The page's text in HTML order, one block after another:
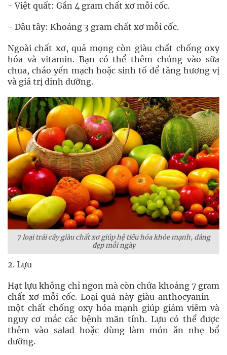
- Việt quất: Gần 4 gram chất xơ mỗi cốc.
- Dâu tây: Khoảng 3 gram chất xơ mỗi cốc.
Ngoài chất xơ, quả mọng còn giàu chất chống oxy
hóa và vitamin. Bạn có thể thêm chúng vào sữa
chua, cháo yến mạch hoặc sinh tố để tăng hương vị
và giá trị dinh dưỡng.
7 loại trái cây giàu chất xơ giúp hệ tiêu hóa khỏe mạnh, dáng
đẹp mỗi ngày
2. Lựu
Hạt lựu không chỉ ngon mà còn chứa khoảng 7 gram
chất xơ mỗi cốc. Loại quả này giàu anthocyanin –
một chất chống oxy hóa mạnh giúp giảm viêm và
nguy cơ mắc các bệnh mãn tính. Lựu có thể được
thêm vào salad hoặc dùng làm món ăn nhẹ bổ
dưỡng.